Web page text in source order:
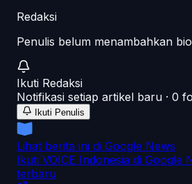
Redaksi
Penulis belum menambahkan
Ikuti Redaksi
Notifikasi setiap artikel baru · 0
Ikuti Penulis
Lihat berita ini di Google News
Ikuti VOICE Indonesia di Google
terbaru